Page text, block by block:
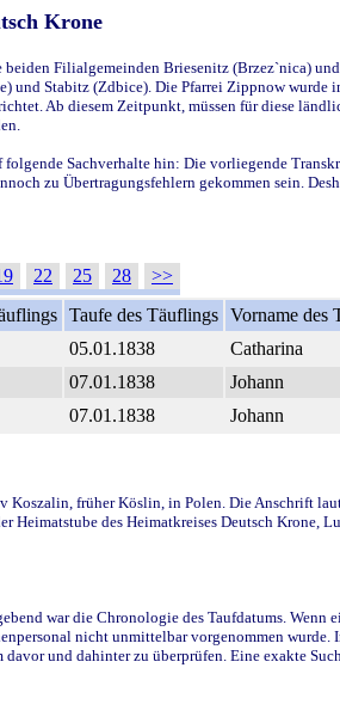
Krone
Filialgemeinden Briesenitz (Brzez`nica)
und Stabitz (Zdbice). Die Pfarrei Zippnow
Ab diesem Zeitpunkt, müssen für diese
folgende Sachverhalte hin: Die vorliegende
zu Übertragungsfehlern gekommen sein.
22 25 28
>>
Taufe des Täuflings Vorname des
05.01.1838 Catharina
07.01.1838 Johann
07.01.1838 Johann
früher Köslin, in Polen. Die Anschrift
des Heimatkreises Deutsch
war die Chronologie des Taufdatums.
nicht unmittelbar vorgenommen
und dahinter zu überprüfen. Eine exakte